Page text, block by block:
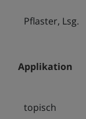
Pflaster, Lsg.
Applikation
topisch